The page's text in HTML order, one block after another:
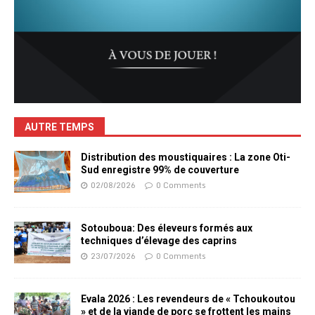
AUTRE TEMPS
Distribution des moustiquaires : La zone Oti-
Sud enregistre 99% de couverture
02/08/2026 0 Comments
Sotouboua: Des éleveurs formés aux
techniques d’élevage des caprins
23/07/2026 0 Comments
Evala 2026 : Les revendeurs de « Tchoukoutou
» et de la viande de porc se frottent les mains